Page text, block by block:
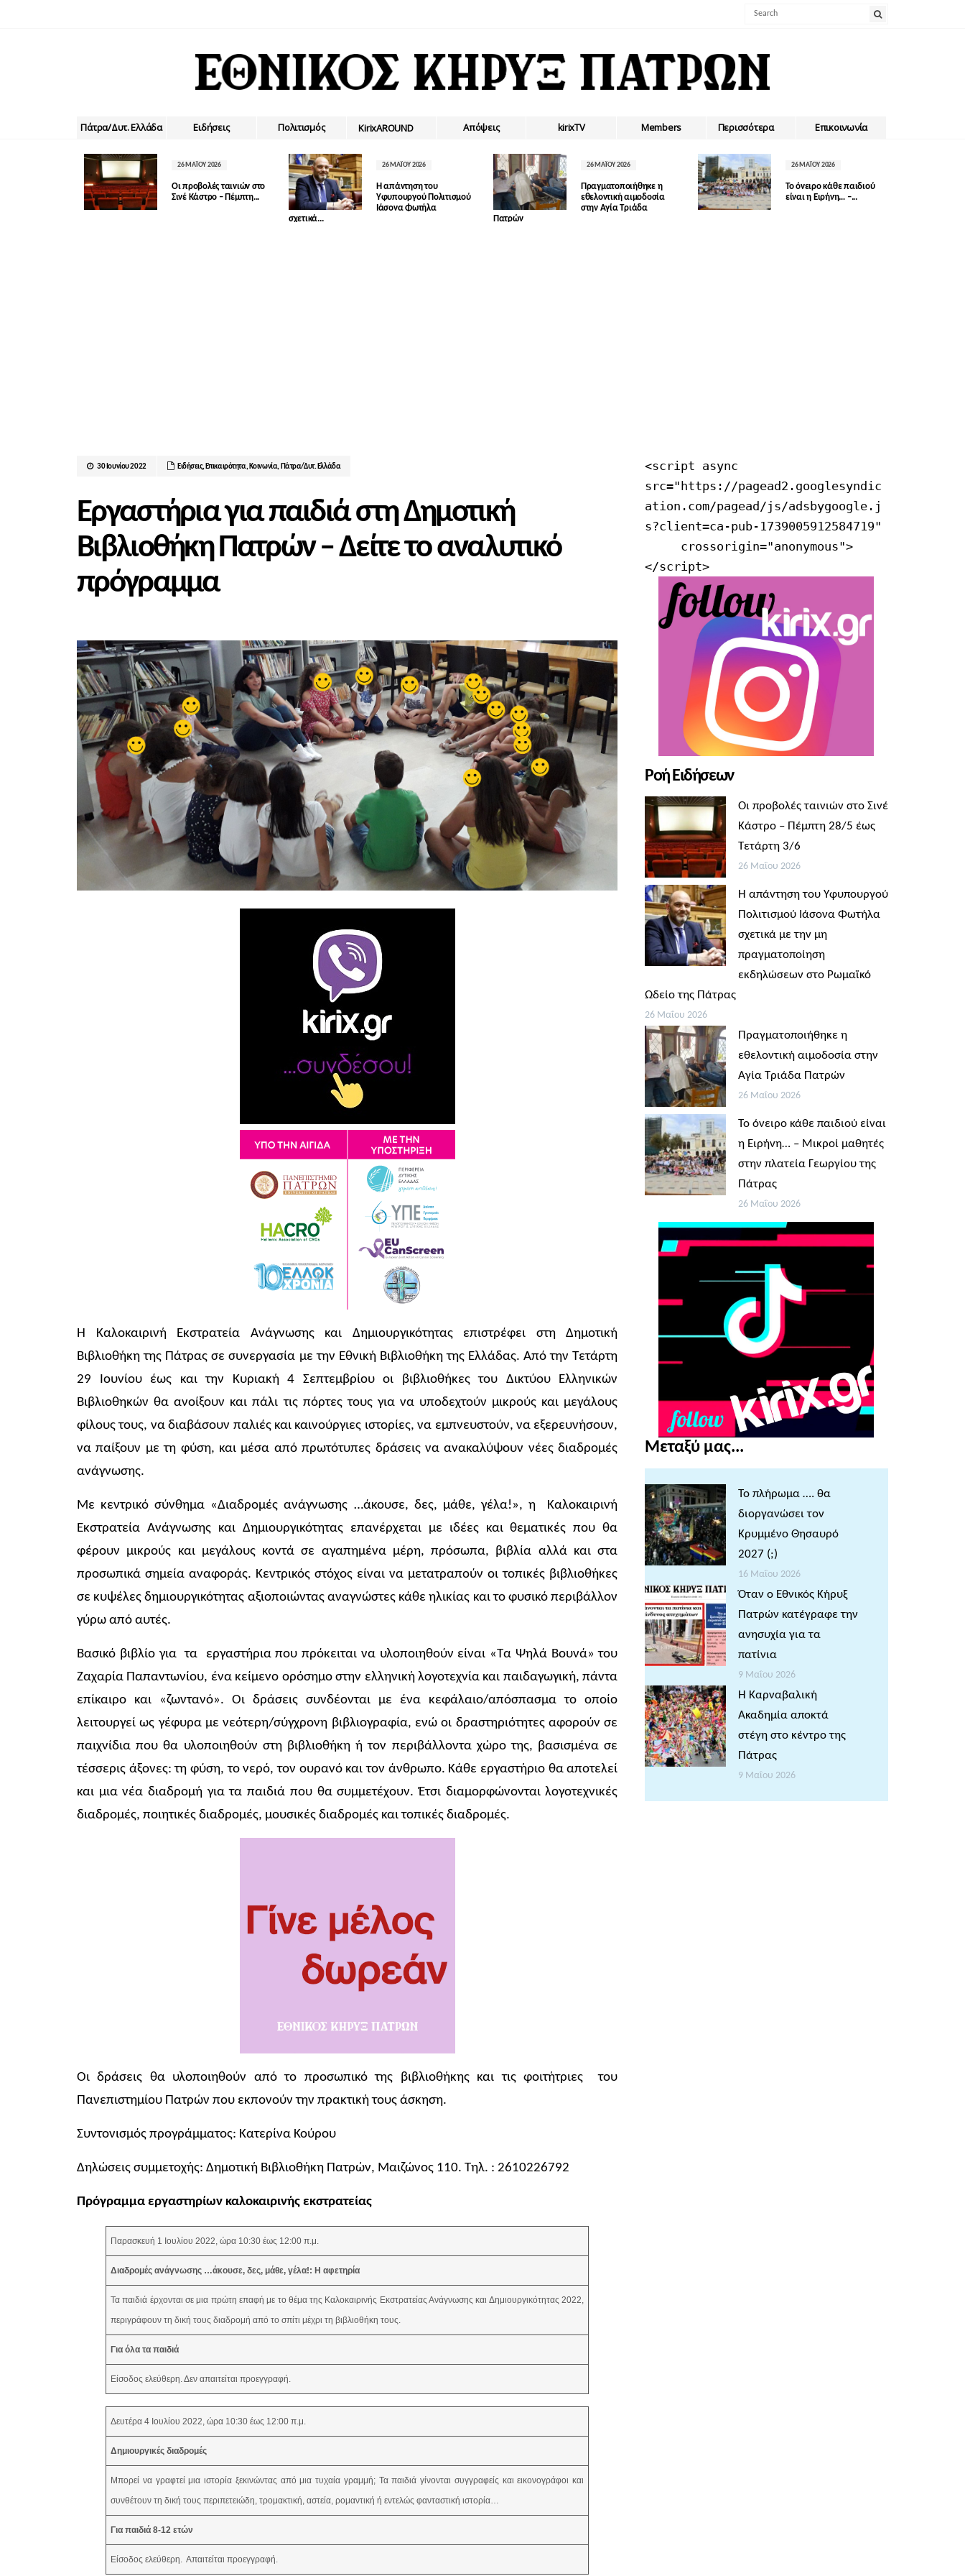
Πάτρα/Δυτ. Ελλάδα Ειδήσεις Πολιτισμός ΚirixAROUND Απόψεις kirixTV Members Περισσότερα Επικοινωνία
26 ΜΑΪ́ΟΥ 2026
Οι προβολές ταινιών στο
Σινέ Κάστρο – Πέμπτη...
26 ΜΑΪ́ΟΥ 2026
Η απάντηση του
Υφυπουργού Πολιτισμού
Ιάσονα Φωτήλα
σχετικά...
26 ΜΑΪ́ΟΥ 2026
Πραγματοποιήθηκε η
εθελοντική αιμοδοσία
στην Αγία Τριάδα
Πατρών
26 ΜΑΪ́ΟΥ 2026
Το όνειρο κάθε παιδιού
είναι η Ειρήνη… –...
30 Ιουνίου 2022 Ειδήσεις,Επικαιρότητα,Κοινωνία,Πάτρα/Δυτ. Ελλάδα
Εργαστήρια για παιδιά στη Δημοτική
Βιβλιοθήκη Πατρών – Δείτε το αναλυτικό
πρόγραμμα
Η Καλοκαιρινή Εκστρατεία Ανάγνωσης και Δημιουργικότητας επιστρέφει στη Δημοτική
Βιβλιοθήκη της Πάτρας σε συνεργασία με την Εθνική Βιβλιοθήκη της Ελλάδας. Από την Τετάρτη
29 Ιουνίου έως και την Κυριακή 4 Σεπτεμβρίου οι βιβλιοθήκες του Δικτύου Ελληνικών
Βιβλιοθηκών θα ανοίξουν και πάλι τις πόρτες τους για να υποδεχτούν μικρούς και μεγάλους
φίλους τους, να διαβάσουν παλιές και καινούργιες ιστορίες, να εμπνευστούν, να εξερευνήσουν,
να παίξουν με τη φύση, και μέσα από πρωτότυπες δράσεις να ανακαλύψουν νέες διαδρομές
ανάγνωσης.
Με κεντρικό σύνθημα «Διαδρομές ανάγνωσης …άκουσε, δες, μάθε, γέλα!», η Καλοκαιρινή
Εκστρατεία Ανάγνωσης και Δημιουργικότητας επανέρχεται με ιδέες και θεματικές που θα
φέρουν μικρούς και μεγάλους κοντά σε αγαπημένα μέρη, πρόσωπα, βιβλία αλλά και στα
προσωπικά σημεία αναφοράς. Κεντρικός στόχος είναι να μετατραπούν οι τοπικές βιβλιοθήκες
σε κυψέλες δημιουργικότητας αξιοποιώντας αναγνώστες κάθε ηλικίας και το φυσικό περιβάλλον
γύρω από αυτές.
Βασικό βιβλίο για τα εργαστήρια που πρόκειται να υλοποιηθούν είναι «Τα Ψηλά Βουνά» του
Ζαχαρία Παπαντωνίου, ένα κείμενο ορόσημο στην ελληνική λογοτεχνία και παιδαγωγική, πάντα
επίκαιρο και «ζωντανό». Οι δράσεις συνδέονται με ένα κεφάλαιο/απόσπασμα το οποίο
λειτουργεί ως γέφυρα με νεότερη/σύγχρονη βιβλιογραφία, ενώ οι δραστηριότητες αφορούν σε
παιχνίδια που θα υλοποιηθούν στη βιβλιοθήκη ή τον περιβάλλοντα χώρο της, βασισμένα σε
τέσσερις άξονες: τη φύση, το νερό, τον ουρανό και τον άνθρωπο. Κάθε εργαστήριο θα αποτελεί
και μια νέα διαδρομή για τα παιδιά που θα συμμετέχουν. Έτσι διαμορφώνονται λογοτεχνικές
διαδρομές, ποιητικές διαδρομές, μουσικές διαδρομές και τοπικές διαδρομές.
Οι δράσεις θα υλοποιηθούν από το προσωπικό της βιβλιοθήκης και τις φοιτήτριες του
Πανεπιστημίου Πατρών που εκπονούν την πρακτική τους άσκηση.
Συντονισμός προγράμματος: Κατερίνα Κούρου
Δηλώσεις συμμετοχής: Δημοτική Βιβλιοθήκη Πατρών, Μαιζώνος 110. Τηλ. : 2610226792
Πρόγραμμα εργαστηρίων καλοκαιρινής εκστρατείας
Παρασκευή 1 Ιουλίου 2022, ώρα 10:30 έως 12:00 π.μ.
Διαδρομές ανάγνωσης …άκουσε, δες, μάθε, γέλα!: Η αφετηρία
Τα παιδιά έρχονται σε μια πρώτη επαφή με το θέμα της Καλοκαιρινής Εκστρατείας Ανάγνωσης και Δημιουργικότητας 2022,
περιγράφουν τη δική τους διαδρομή από το σπίτι μέχρι τη βιβλιοθήκη τους.
Για όλα τα παιδιά
Είσοδος ελεύθερη. Δεν απαιτείται προεγγραφή.
Δευτέρα 4 Ιουλίου 2022, ώρα 10:30 έως 12:00 π.μ.
Δημιουργικές διαδρομές
Μπορεί να γραφτεί μια ιστορία ξεκινώντας από μια τυχαία γραμμή; Τα παιδιά γίνονται συγγραφείς και εικονογράφοι και
συνθέτουν τη δική τους περιπετειώδη, τρομακτική, αστεία, ρομαντική ή εντελώς φανταστική ιστορία…
Για παιδιά 8-12 ετών
Είσοδος ελεύθερη. Απαιτείται προεγγραφή.
<script async
src="https://pagead2.googlesyndic
ation.com/pagead/js/adsbygoogle.j
s?client=ca-pub-1739005912584719"
</script>
Ροή Ειδήσεων
Οι προβολές ταινιών στο Σινέ
Κάστρο – Πέμπτη 28/5 έως
Τετάρτη 3/6
26 Μαΐου 2026
Η απάντηση του Υφυπουργού
Πολιτισμού Ιάσονα Φωτήλα
σχετικά με την μη
πραγματοποίηση
εκδηλώσεων στο Ρωμαϊκό
Ωδείο της Πάτρας
26 Μαΐου 2026
Πραγματοποιήθηκε η
εθελοντική αιμοδοσία στην
Αγία Τριάδα Πατρών
26 Μαΐου 2026
Το όνειρο κάθε παιδιού είναι
η Ειρήνη… – Μικροί μαθητές
στην πλατεία Γεωργίου της
Πάτρας
26 Μαΐου 2026
Μεταξύ μας...
Το πλήρωμα …. θα
διοργανώσει τον
Κρυμμένο Θησαυρό
2027 (;)
16 Μαΐου 2026
Όταν ο Εθνικός Κήρυξ
Πατρών κατέγραφε την
ανησυχία για τα
πατίνια
9 Μαΐου 2026
Η Καρναβαλική
Ακαδημία αποκτά
στέγη στο κέντρο της
Πάτρας
9 Μαΐου 2026